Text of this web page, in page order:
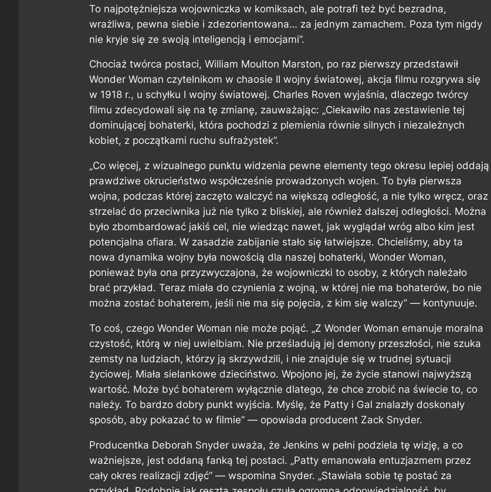
To najpotężniejsza wojowniczka w komiksach, ale potrafi też być bezradna,
wrażliwa, pewna siebie i zdezorientowana… za jednym zamachem. Poza tym nigdy
nie kryje się ze swoją inteligencją i emocjami”.
Chociaż twórca postaci, William Moulton Marston, po raz pierwszy przedstawił
Wonder Woman czytelnikom w chaosie II wojny światowej, akcja filmu rozgrywa się
w 1918 r., u schyłku I wojny światowej. Charles Roven wyjaśnia, dlaczego twórcy
filmu zdecydowali się na tę zmianę, zauważając: „Ciekawiło nas zestawienie tej
dominującej bohaterki, która pochodzi z plemienia równie silnych i niezależnych
kobiet, z początkami ruchu sufrażystek”.
„Co więcej, z wizualnego punktu widzenia pewne elementy tego okresu lepiej oddają
prawdziwe okrucieństwo współcześnie prowadzonych wojen. To była pierwsza
wojna, podczas której zaczęto walczyć na większą odległość, a nie tylko wręcz, oraz
strzelać do przeciwnika już nie tylko z bliskiej, ale również dalszej odległości. Można
było zbombardować jakiś cel, nie wiedząc nawet, jak wyglądał wróg albo kim jest
potencjalna ofiara. W zasadzie zabijanie stało się łatwiejsze. Chcieliśmy, aby ta
nowa dynamika wojny była nowością dla naszej bohaterki, Wonder Woman,
ponieważ była ona przyzwyczajona, że wojowniczki to osoby, z których należało
brać przykład. Teraz miała do czynienia z wojną, w której nie ma bohaterów, bo nie
można zostać bohaterem, jeśli nie ma się pojęcia, z kim się walczy” — kontynuuje.
To coś, czego Wonder Woman nie może pojąć. „Z Wonder Woman emanuje moralna
czystość, którą w niej uwielbiam. Nie prześladują jej demony przeszłości, nie szuka
zemsty na ludziach, którzy ją skrzywdzili, i nie znajduje się w trudnej sytuacji
życiowej. Miała sielankowe dzieciństwo. Wpojono jej, że życie stanowi najwyższą
wartość. Może być bohaterem wyłącznie dlatego, że chce zrobić na świecie to, co
należy. To bardzo dobry punkt wyjścia. Myślę, że Patty i Gal znalazły doskonały
sposób, aby pokazać to w filmie” — opowiada producent Zack Snyder.
Producentka Deborah Snyder uważa, że Jenkins w pełni podziela tę wizję, a co
ważniejsze, jest oddaną fanką tej postaci. „Patty emanowała entuzjazmem przez
cały okres realizacji zdjęć” — wspomina Snyder. „Stawiała sobie tę postać za